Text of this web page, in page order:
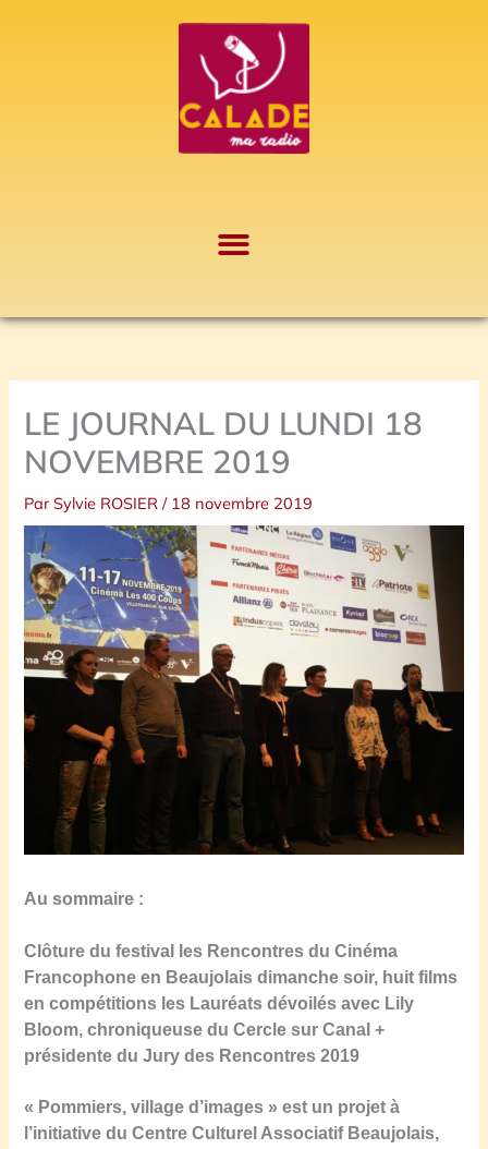
LE JOURNAL DU LUNDI 18
NOVEMBRE 2019
ParSylvie ROSIER/ 18 novembre 2019
Au sommaire :
Clôture du festival les Rencontres du Cinéma
Francophone en Beaujolaisdimanche soir, huit films
en compétitions les Lauréats dévoilés avec Lily
Bloom, chroniqueuse du Cercle sur Canal +
présidente du Jury des Rencontres 2019
« Pommiers, village d’images » est un projet à
l’initiative du Centre Culturel Associatif Beaujolais,